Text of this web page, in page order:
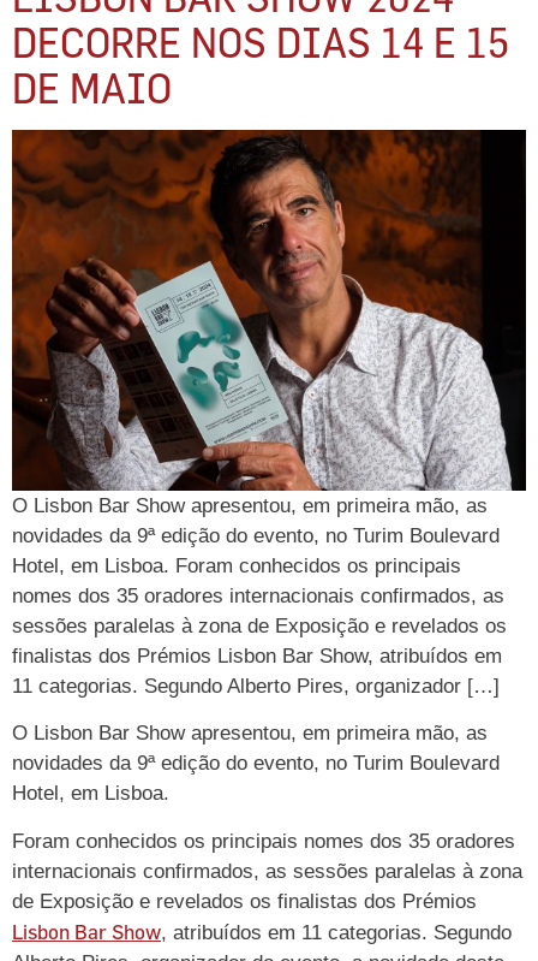
DECORRE NOS DIAS 14 E 15
DE MAIO
O Lisbon Bar Show apresentou, em primeira mão, as
novidades da 9ª edição do evento, no Turim Boulevard
Hotel, em Lisboa. Foram conhecidos os principais
nomes dos 35 oradores internacionais confirmados, as
sessões paralelas à zona de Exposição e revelados os
finalistas dos Prémios Lisbon Bar Show, atribuídos em
11 categorias. Segundo Alberto Pires, organizador […]
O Lisbon Bar Show apresentou, em primeira mão, as
novidades da 9ª edição do evento, no Turim Boulevard
Hotel, em Lisboa.
Foram conhecidos os principais nomes dos 35 oradores
internacionais confirmados, as sessões paralelas à zona
de Exposição e revelados os finalistas dos Prémios
Lisbon Bar Show, atribuídos em 11 categorias. Segundo